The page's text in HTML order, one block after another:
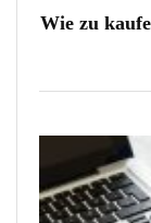
Wie zu